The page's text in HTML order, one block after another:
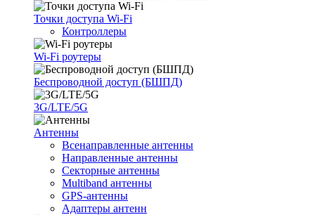
Точки доступа Wi-Fi
Контроллеры
Wi-Fi роутеры
Беспроводной доступ (БШПД)
3G/LTE/5G
Антенны
Всенаправленные антенны
Направленные антенны
Секторные антенны
Multiband антенны
GPS-антенны
Адаптеры антенн